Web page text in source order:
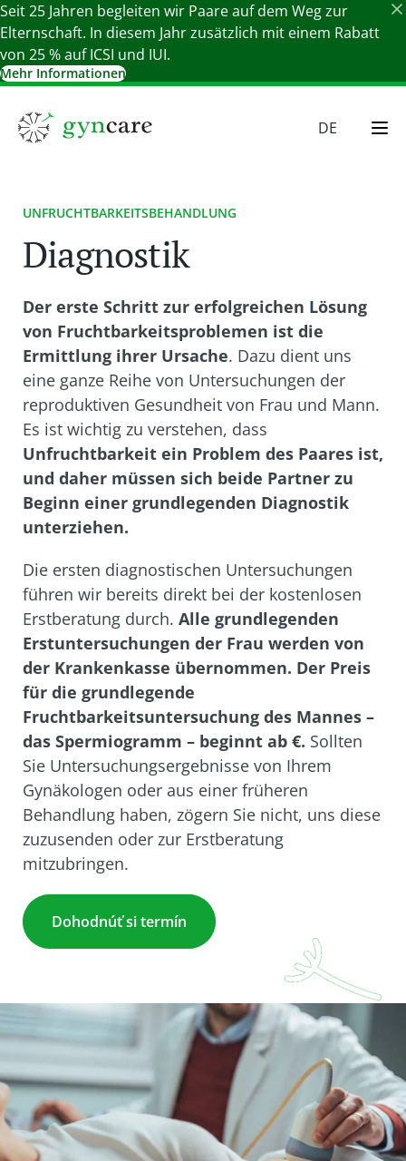
Seit 25 Jahren begleiten wir Paare auf dem Weg zur
Elternschaft. In diesem Jahr zusätzlich mit einem Rabatt
von 25 % auf ICSI und IUI.
Mehr Informationen
DE
UNFRUCHTBARKEITSBEHANDLUNG
Diagnostik
Der erste Schritt zur erfolgreichen Lösung
von Fruchtbarkeitsproblemen ist die
Ermittlung ihrer Ursache. Dazu dient uns
eine ganze Reihe von Untersuchungen der
reproduktiven Gesundheit von Frau und Mann.
Es ist wichtig zu verstehen, dass
Unfruchtbarkeit ein Problem des Paares ist,
und daher müssen sich beide Partner zu
Beginn einer grundlegenden Diagnostik
unterziehen.
Die ersten diagnostischen Untersuchungen
führen wir bereits direkt bei der kostenlosen
Erstberatung durch. Alle grundlegenden
Erstuntersuchungen der Frau werden von
der Krankenkasse übernommen. Der Preis
für die grundlegende
Fruchtbarkeitsuntersuchung des Mannes –
das Spermiogramm – beginnt ab €. Sollten
Sie Untersuchungsergebnisse von Ihrem
Gynäkologen oder aus einer früheren
Behandlung haben, zögern Sie nicht, uns diese
zuzusenden oder zur Erstberatung
mitzubringen.
Dohodnúť si termín